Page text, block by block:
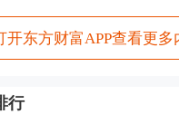
和用户便利性。
开东方财富APP查看更多
行